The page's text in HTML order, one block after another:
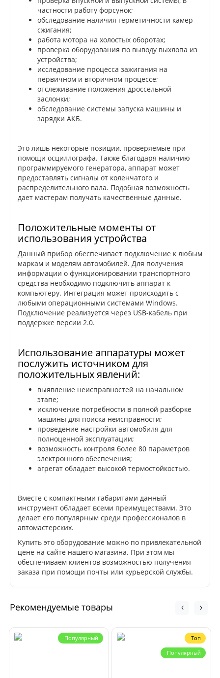
частности работу форсунок;
обследование наличия герметичности камер
сжигания;
работа мотора на холостых оборотах;
проверка оборудования по выводу выхлопа из
устройства;
исследование процесса зажигания на
первичном и вторичном процессе;
отслеживание положения дроссельной
заслонки;
обследование системы запуска машины и
зарядки АКБ.
Это лишь некоторые позиции, проверяемые при
помощи осциллографа. Также благодаря наличию
программируемого генератора, аппарат может
предоставлять сигналы от коленчатого и
распределительного вала. Подобная возможность
дает мастерам получать качественные данные.
Положительные моменты от
использования устройства
Данный прибор обеспечивает подключение к любым
маркам и моделям автомобилей. Для получения
информации о функционировании транспортного
средства необходимо подключить аппарат к
компьютеру. Интеграция может происходить с
любыми операционными системами Windows.
Подключение реализуется через USB-кабель при
поддержке версии 2.0.
Использование аппаратуры может
послужить источником для
положительных явлений:
выявление неисправностей на начальном
этапе;
исключение потребности в полной разборке
машины для поиска неисправности;
проведение настройки автомобиля для
полноценной эксплуатации;
возможность контроля более 80 параметров
электронного обеспечения;
агрегат обладает высокой термостойкостью.
Вместе с компактными габаритами данный
инструмент обладает всеми преимуществами. Это
делает его популярным среди профессионалов в
автомастерских.
Купить это оборудование можно по привлекательной
цене на сайте нашего магазина. При этом мы
обеспечиваем клиентов возможностью получения
заказа при помощи почты или курьерской службы.
Рекомендуемые товары
Популярный
Топ
Популярный